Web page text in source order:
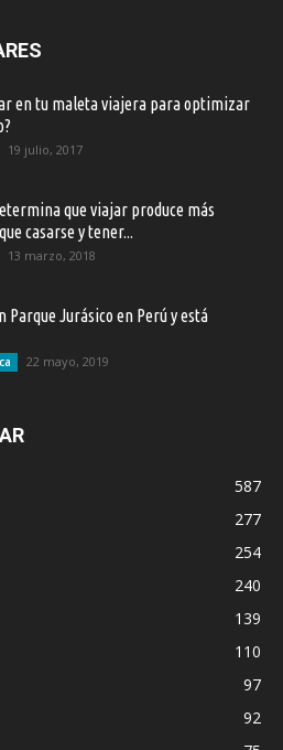
en tu maleta viajera para optimizar
19 julio, 2017
que viajar produce más
casarse y tener...
13 marzo, 2018
Parque Jurásico en Perú y está
22 mayo, 2019
587
277
254
240
139
110
97
92